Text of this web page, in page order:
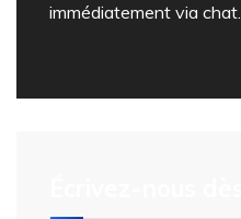
immédiatement via chat.